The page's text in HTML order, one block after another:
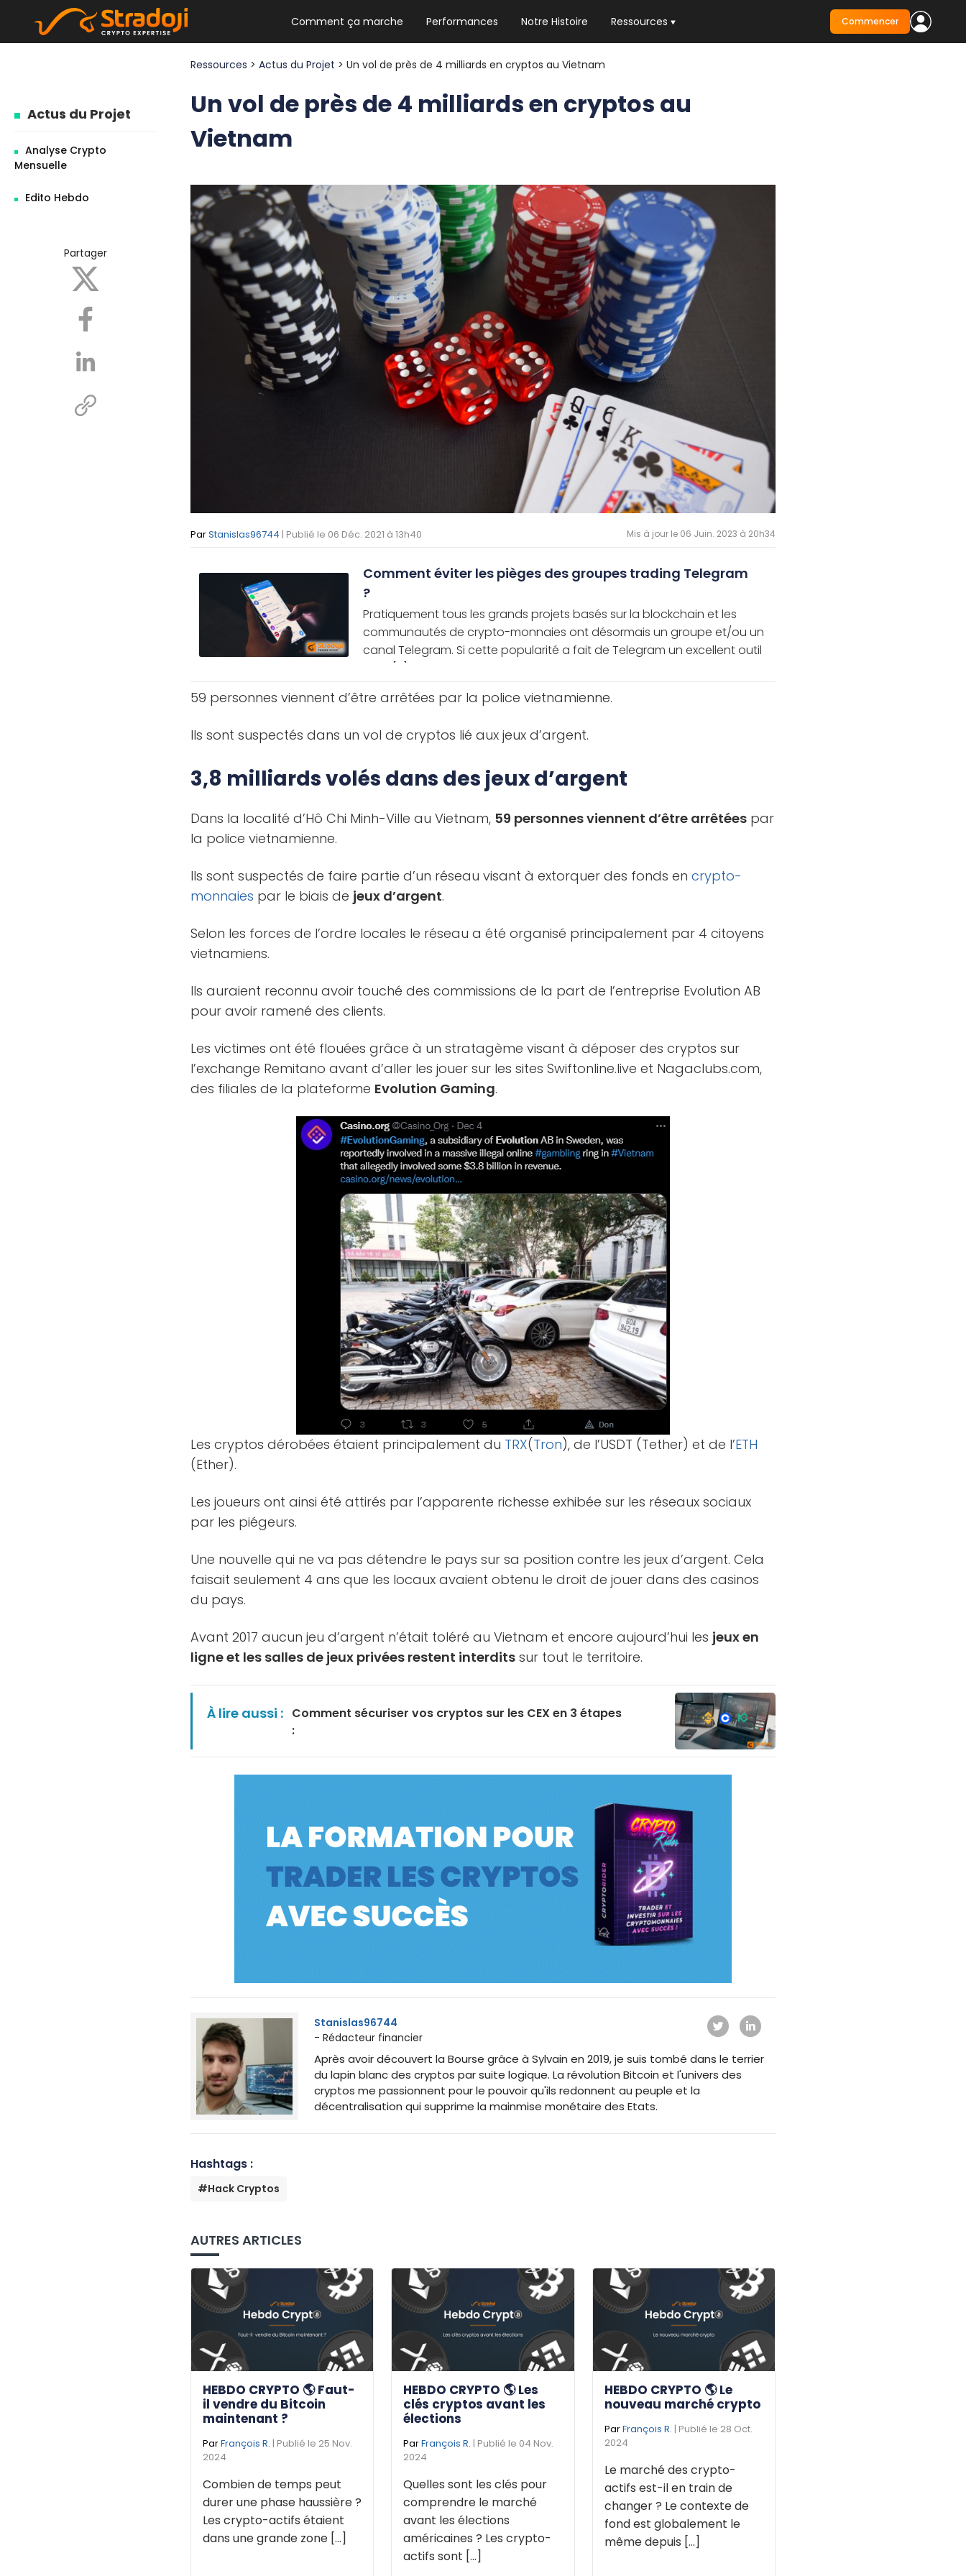
Comment ça marche Performances Notre Histoire Ressources
NEWSLETTER HEBDO
Les news crypto dont vous avez besoin
Commencer
Actus du Projet
Analyse Crypto
Mensuelle
Edito Hebdo
Partager
Ressources >Actus du Projet > Un vol de près de 4 milliards en cryptos au Vietnam
Un vol de près de 4 milliards en cryptos au
Vietnam
ParStanislas96744 | Publié le 06 Déc. 2021 à 13h40 Mis à jour le 06 Juin. 2023 à 20h34
Comment éviter les pièges des groupes trading Telegram
?
Pratiquement tous les grands projets basés sur la blockchain et les
communautés de crypto-monnaies ont désormais un groupe et/ou un
canal Telegram. Si cette popularité a fait de Telegram un excellent outil
pour [...]
59 personnes viennent d’être arrêtées par la police vietnamienne.
Ils sont suspectés dans un vol de cryptos lié aux jeux d’argent.
3,8 milliards volés dans des jeux d’argent
Dans la localité d’Hô Chi Minh-Ville au Vietnam, 59 personnes viennent d’être arrêtées par
la police vietnamienne.
Ils sont suspectés de faire partie d’un réseau visant à extorquer des fonds encrypto-
monnaies par le biais de jeux d’argent.
Selon les forces de l’ordre locales le réseau a été organisé principalement par 4 citoyens
vietnamiens.
Ils auraient reconnu avoir touché des commissions de la part de l’entreprise Evolution AB
pour avoir ramené des clients.
Les victimes ont été flouées grâce à un stratagème visant à déposer des cryptos sur
l’exchange Remitano avant d’aller les jouer sur les sites Swiftonline.live et Nagaclubs.com,
des filiales de la plateforme Evolution Gaming.
Les cryptos dérobées étaient principalement du TRX(Tron), de l’USDT (Tether) et de l’ETH
(Ether).
Les joueurs ont ainsi été attirés par l’apparente richesse exhibée sur les réseaux sociaux
par les piégeurs.
Une nouvelle qui ne va pas détendre le pays sur sa position contre les jeux d’argent. Cela
faisait seulement 4 ans que les locaux avaient obtenu le droit de jouer dans des casinos
du pays.
Avant 2017 aucun jeu d’argent n’était toléré au Vietnam et encore aujourd’hui les jeux en
ligne et les salles de jeux privées restent interdits sur tout le territoire.
À lire aussi : Comment sécuriser vos cryptos sur les CEX en 3 étapes
:
Stanislas96744
- Rédacteur financier
Après avoir découvert la Bourse grâce à Sylvain en 2019, je suis tombé dans le terrier
du lapin blanc des cryptos par suite logique. La révolution Bitcoin et l'univers des
cryptos me passionnent pour le pouvoir qu'ils redonnent au peuple et la
décentralisation qui supprime la mainmise monétaire des Etats.
Hashtags :
#Hack Cryptos
AUTRES ARTICLES
HEBDO CRYPTO 🌎 Faut-
il vendre du Bitcoin
maintenant ?
ParFrançois R. | Publié le 25 Nov.
2024
Combien de temps peut
durer une phase haussière ?
Les crypto-actifs étaient
dans une grande zone [...]
HEBDO CRYPTO 🌎 Les
clés cryptos avant les
élections
ParFrançois R. | Publié le 04 Nov.
2024
Quelles sont les clés pour
comprendre le marché
avant les élections
américaines ? Les crypto-
actifs sont [...]
HEBDO CRYPTO 🌎 Le
nouveau marché crypto
ParFrançois R. | Publié le 28 Oct.
2024
Le marché des crypto-
actifs est-il en train de
changer ? Le contexte de
fond est globalement le
même depuis [...]